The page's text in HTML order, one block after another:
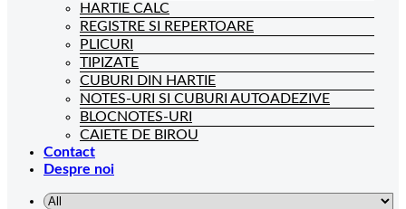
HARTIE CALC
REGISTRE SI REPERTOARE
PLICURI
TIPIZATE
CUBURI DIN HARTIE
NOTES-URI SI CUBURI AUTOADEZIVE
BLOCNOTES-URI
CAIETE DE BIROU
Contact
Despre noi